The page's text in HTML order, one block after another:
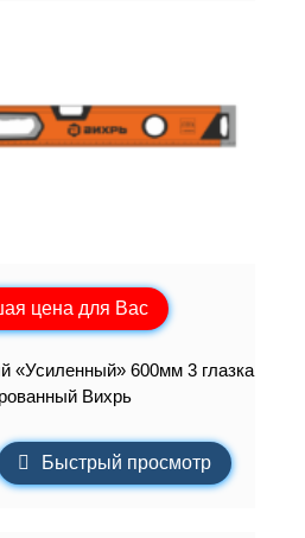
цена для Вас
«Усиленный» 600мм 3 глазка
Вихрь
Быстрый просмотр